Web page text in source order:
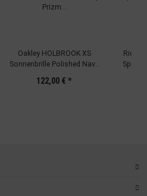
Oakley HOLBROOK XS
Sonnenbrille Polished Navy
122,00 € *
Ride